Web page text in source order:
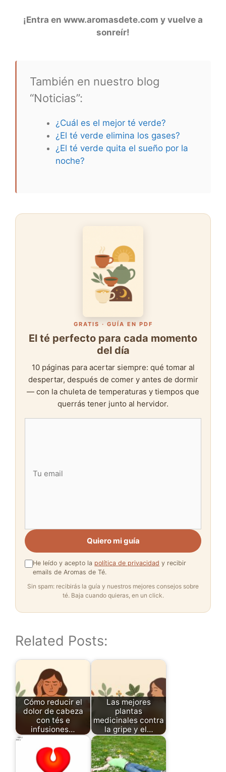
¡Entra en www.aromasdete.com y vuelve a
sonreír!
También en nuestro blog
“Noticias”:
¿Cuál es el mejor té verde?
¿El té verde elimina los gases?
¿El té verde quita el sueño por la
noche?
GRATIS · GUÍA EN PDF
El té perfecto para cada momento
del día
10 páginas para acertar siempre: qué tomar al
despertar, después de comer y antes de dormir
— con la chuleta de temperaturas y tiempos que
querrás tener junto al hervidor.
Quiero mi guía
He leído y acepto la política de privacidad y recibir
emails de Aromas de Té.
Sin spam: recibirás la guía y nuestros mejores consejos sobre
té. Baja cuando quieras, en un click.
Related Posts:
Cómo reducir el
dolor de cabeza
con tés e
infusiones…
Las mejores
plantas
medicinales contra
la gripe y el…